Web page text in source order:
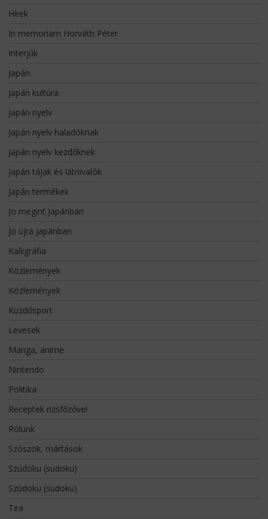
Hírek
In memoriam Horváth Péter
Interjúk
Japán
Japán kultúra
Japán nyelv
Japán nyelv haladóknak
Japán nyelv kezdőknek
Japán tájak és látnivalók
Japán termékek
Jo megint Japánban
Jo újra Japánban
Kalligráfia
Közlemények
Közlemények
Küzdősport
Levesek
Manga, anime
Nintendo
Politika
Receptek rizsfőzővel
Rólunk
Szószok, mártások
Szúdoku (sudoku)
Szúdoku (sudoku)
Tea